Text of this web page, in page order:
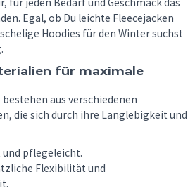
Egal, ob Du leichte Fleecejacken
Hoodies für den Winter suchst
für maximale
aus verschiedenen
die sich durch ihre Langlebigkeit und
und pflegeleicht.
Flexibilität und